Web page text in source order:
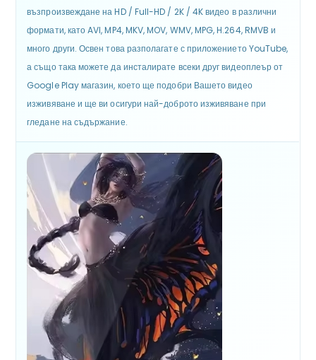
възпроизвеждане на HD / Full-HD / 2K / 4K видео в различни
формати, като AVI, MP4, MKV, MOV, WMV, MPG, H.264, RMVB и
много други. Освен това разполагате с приложението YouTube,
а също така можете да инсталирате всеки друг видеоплеър от
Google Play магазин, което ще подобри Вашето видео
изживяване и ще ви осигури най-доброто изживяване при
гледане на съдържание.